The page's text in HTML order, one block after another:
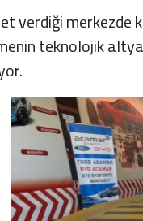
verdiği merkezde
teknolojik